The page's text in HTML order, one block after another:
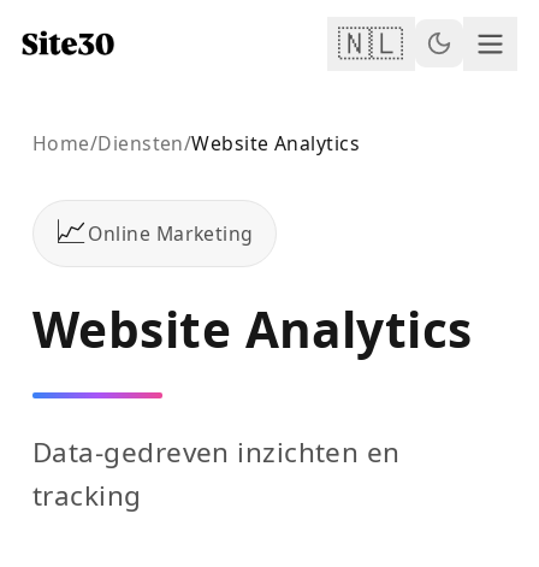
🇳🇱
Home/Diensten/Website Analytics
📈Online Marketing
Website Analytics
Data-gedreven inzichten en
tracking